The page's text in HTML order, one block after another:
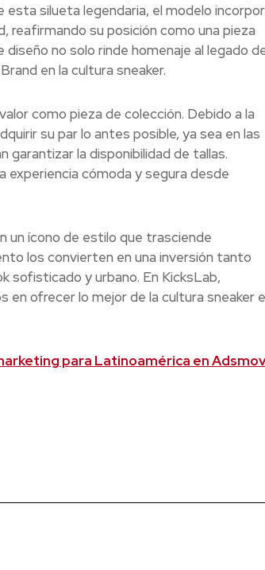
esta silueta legendaria, el modelo
reafirmando su posición como una pieza
no solo rinde homenaje al legado
en la cultura sneaker.
como pieza de colección. Debido a la
su par lo antes posible, ya sea en las
garantizar la disponibilidad de tallas.
cómoda y segura desde
un ícono de estilo que trasciende
los convierten en una inversión tanto
sofisticado y urbano. En KicksLab,
ofrecer lo mejor de la cultura sneaker
para Latinoamérica en